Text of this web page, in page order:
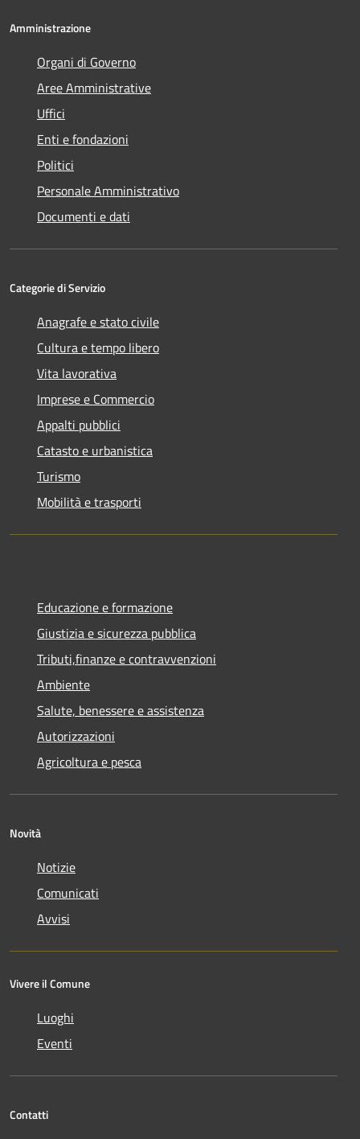
Amministrazione
Organi di Governo
Aree Amministrative
Uffici
Enti e fondazioni
Politici
Personale Amministrativo
Documenti e dati
Categorie di Servizio
Anagrafe e stato civile
Cultura e tempo libero
Vita lavorativa
Imprese e Commercio
Appalti pubblici
Catasto e urbanistica
Turismo
Mobilità e trasporti
Educazione e formazione
Giustizia e sicurezza pubblica
Tributi,finanze e contravvenzioni
Ambiente
Salute, benessere e assistenza
Autorizzazioni
Agricoltura e pesca
Novità
Notizie
Comunicati
Avvisi
Vivere il Comune
Luoghi
Eventi
Contatti